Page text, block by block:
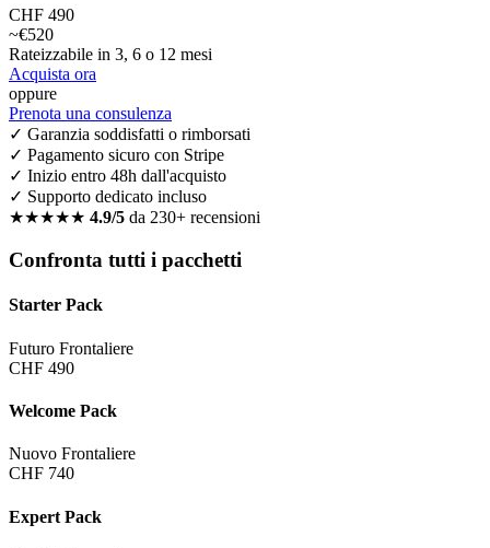
CHF 490
~€520
Rateizzabile in 3, 6 o 12 mesi
Acquista ora
oppure
Prenota una consulenza
✓ Garanzia soddisfatti o rimborsati
✓ Pagamento sicuro con Stripe
✓ Inizio entro 48h dall'acquisto
✓ Supporto dedicato incluso
★★★★★ 4.9/5 da 230+ recensioni
Confronta tutti i pacchetti
Starter Pack
Futuro Frontaliere
CHF 490
Welcome Pack
Nuovo Frontaliere
CHF 740
Expert Pack